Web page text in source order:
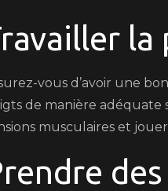
la
vous d’avoir une
de manière adéquate
musculaires et